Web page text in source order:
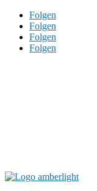
Folgen
Folgen
Folgen
Folgen